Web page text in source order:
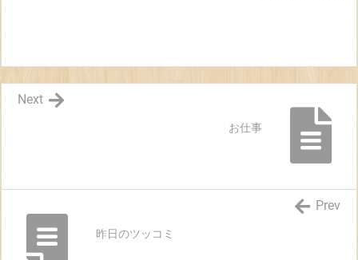
お仕事
Next
昨日のツッコミ
Prev